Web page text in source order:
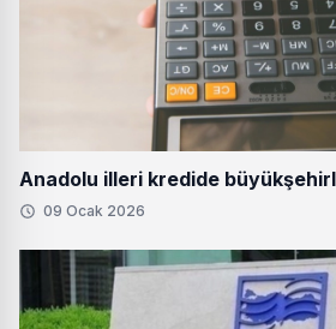
Anadolu illeri kredide
09 Ocak 2026